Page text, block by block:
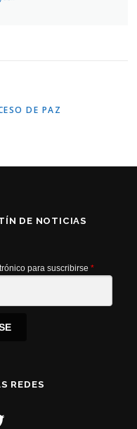
DE PAZ
DE NOTICIAS
para suscribirse *
REDES